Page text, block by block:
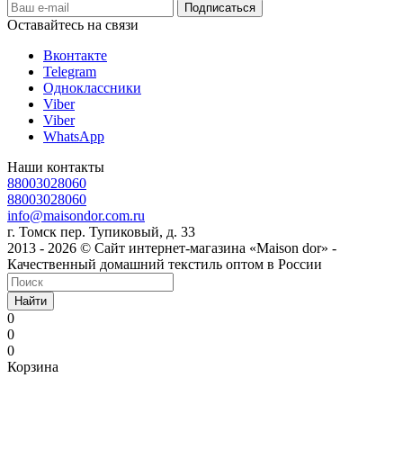
Оставайтесь на связи
Вконтакте
Telegram
Одноклассники
Viber
Viber
WhatsApp
Наши контакты
88003028060
88003028060
info@maisondor.com.ru
г. Томск пер. Тупиковый, д. 33
2013 - 2026 © Сайт интернет-магазина «Maison dor» -
Качественный домашний текстиль оптом в России
Найти
0
0
0
Корзина